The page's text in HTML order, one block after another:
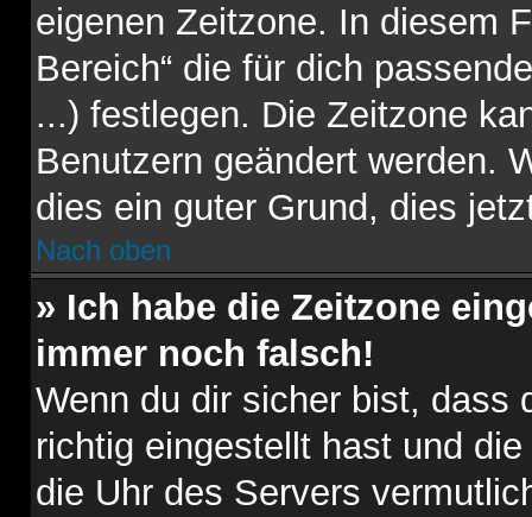
eigenen Zeitzone. In diesem
Bereich“ die für dich
...) festlegen. Die Zeitzone
Benutzern geändert werden.
dies ein guter Grund, dies
Nach oben
» Ich habe die Zeitzone
immer noch falsch!
Wenn du dir sicher bist, dass
richtig eingestellt hast und
die Uhr des Servers